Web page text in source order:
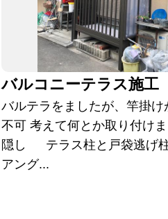
バルコニーテラス施工
バルテラをましたが、竿掛
不可 考えて何とか取り付け
隠し テラス柱と戸袋逃げ
アング...